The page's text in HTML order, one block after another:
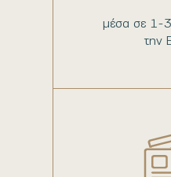
μέσα σε 1-
την